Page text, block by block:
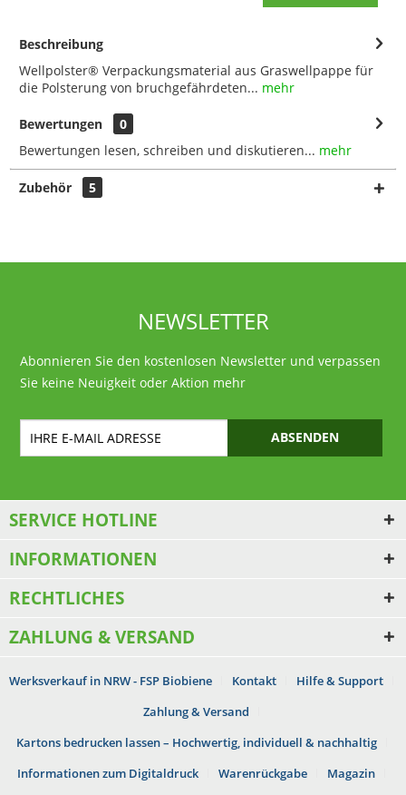
Beschreibung
Wellpolster® Verpackungsmaterial aus Graswellpappe für
die Polsterung von bruchgefährdeten... mehr
Bewertungen
0
Bewertungen lesen, schreiben und diskutieren... mehr
Zubehör 5
NEWSLETTER
Abonnieren Sie den kostenlosen Newsletter und verpassen
Sie keine Neuigkeit oder Aktion mehr
ABSENDEN
SERVICE HOTLINE
INFORMATIONEN
RECHTLICHES
ZAHLUNG & VERSAND
Werksverkauf in NRW - FSP Biobiene Kontakt
Hilfe & Support
Zahlung & Versand
Kartons bedrucken lassen – Hochwertig, individuell & nachhaltig
Informationen zum Digitaldruck
Warenrückgabe Magazin